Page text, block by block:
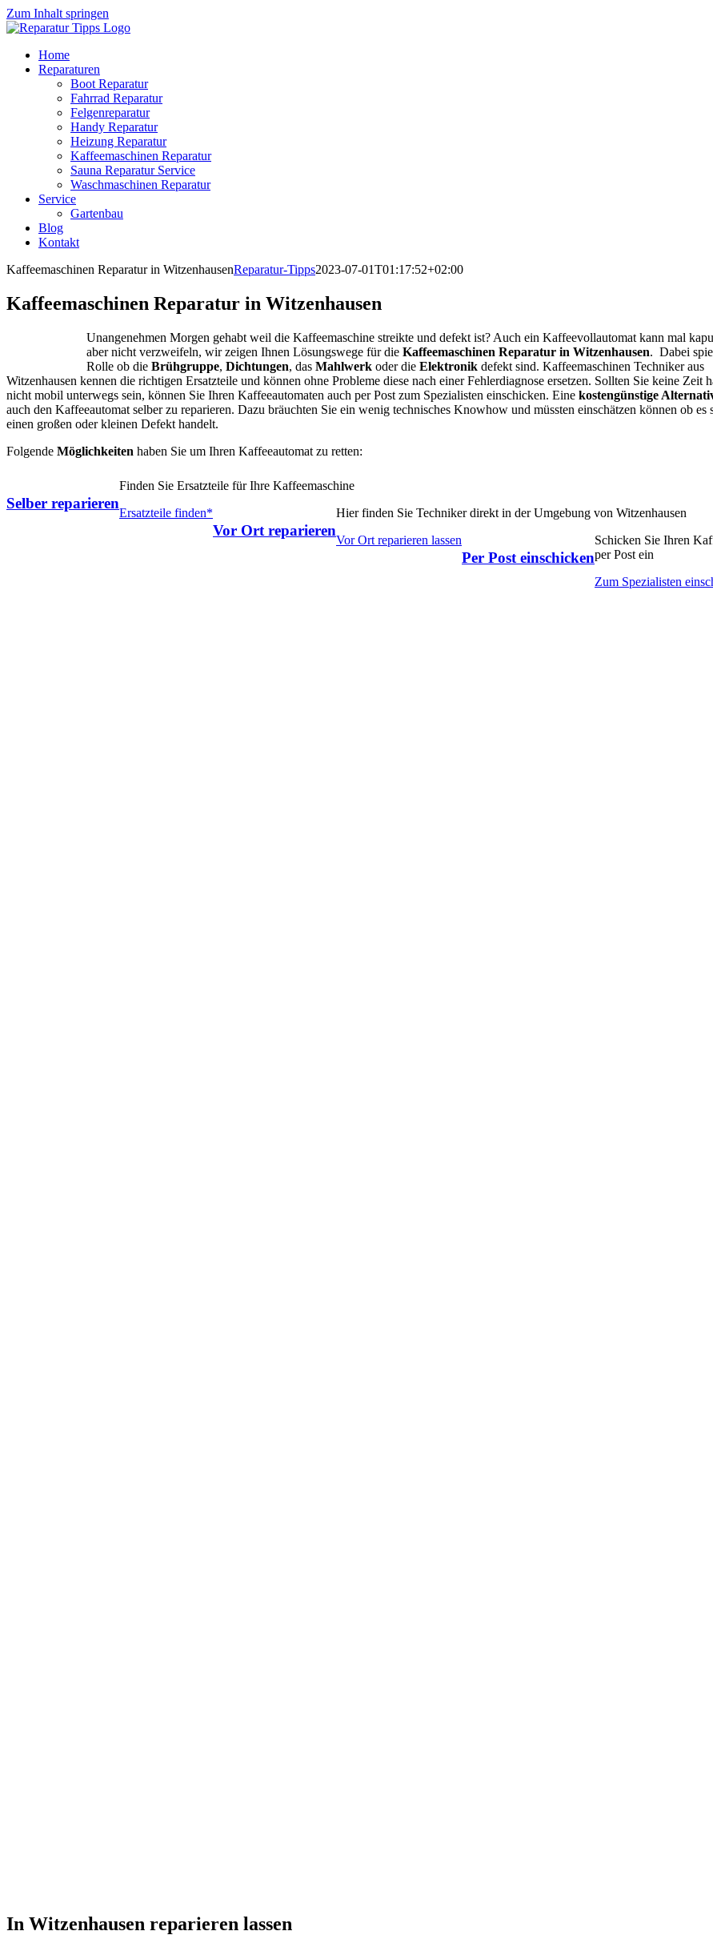
Zum Inhalt springen
Home
Reparaturen
Boot Reparatur
Fahrrad Reparatur
Felgenreparatur
Handy Reparatur
Heizung Reparatur
Kaffeemaschinen Reparatur
Sauna Reparatur Service
Waschmaschinen Reparatur
Service
Gartenbau
Blog
Kontakt
Kaffeemaschinen Reparatur in WitzenhausenReparatur-Tipps2023-07-01T01:17:52+02:00
Kaffeemaschinen Reparatur in Witzenhausen
Unangenehmen Morgen gehabt weil die Kaffeemaschine streikte und defekt ist? Auch ein Kaffeevollautomat kann mal
aber nicht verzweifeln, wir zeigen Ihnen Lösungswege für die Kaffeemaschinen Reparatur in Witzenhausen. Dabei
Rolle ob die Brühgruppe, Dichtungen, das Mahlwerk oder die Elektronik defekt sind. Kaffeemaschinen Techniker aus
Witzenhausen kennen die richtigen Ersatzteile und können ohne Probleme diese nach einer Fehlerdiagnose ersetzen. Sollten Sie keine Zeit
nicht mobil unterwegs sein, können Sie Ihren Kaffeeautomaten auch per Post zum Spezialisten einschicken. Eine kostengünstige
auch den Kaffeeautomat selber zu reparieren. Dazu bräuchten Sie ein wenig technisches Knowhow und müssten einschätzen können ob es
einen großen oder kleinen Defekt handelt.
Folgende Möglichkeiten haben Sie um Ihren Kaffeeautomat zu retten:
Selber reparieren
Finden Sie Ersatzteile für Ihre Kaffeemaschine
Ersatzteile finden*
Vor Ort reparieren
Hier finden Sie Techniker direkt in der Umgebung von Witzenhausen
Vor Ort reparieren lassen
Per Post einschicken
Schicken Sie Ihren
per Post ein
Zum Spezialisten
In Witzenhausen reparieren lassen